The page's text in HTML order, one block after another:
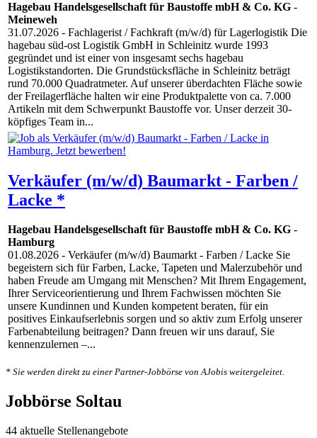
Hagebau Handelsgesellschaft für Baustoffe mbH & Co. KG -
Meineweh
31.07.2026 - Fachlagerist / Fachkraft (m/w/d) für Lagerlogistik Die
hagebau süd-ost Logistik GmbH in Schleinitz wurde 1993
gegründet und ist einer von insgesamt sechs hagebau
Logistikstandorten. Die Grundstücksfläche in Schleinitz beträgt
rund 70.000 Quadratmeter. Auf unserer überdachten Fläche sowie
der Freilagerfläche halten wir eine Produktpalette von ca. 7.000
Artikeln mit dem Schwerpunkt Baustoffe vor. Unser derzeit 30-
köpfiges Team in...
Verkäufer (m/w/d) Baumarkt - Farben /
Lacke *
Hagebau Handelsgesellschaft für Baustoffe mbH & Co. KG -
Hamburg
01.08.2026 - Verkäufer (m/w/d) Baumarkt - Farben / Lacke Sie
begeistern sich für Farben, Lacke, Tapeten und Malerzubehör und
haben Freude am Umgang mit Menschen? Mit Ihrem Engagement,
Ihrer Serviceorientierung und Ihrem Fachwissen möchten Sie
unsere Kundinnen und Kunden kompetent beraten, für ein
positives Einkaufserlebnis sorgen und so aktiv zum Erfolg unserer
Farbenabteilung beitragen? Dann freuen wir uns darauf, Sie
kennenzulernen –...
* Sie werden direkt zu einer Partner-Jobbörse von AJobis weitergeleitet.
Jobbörse Soltau
44 aktuelle Stellenangebote